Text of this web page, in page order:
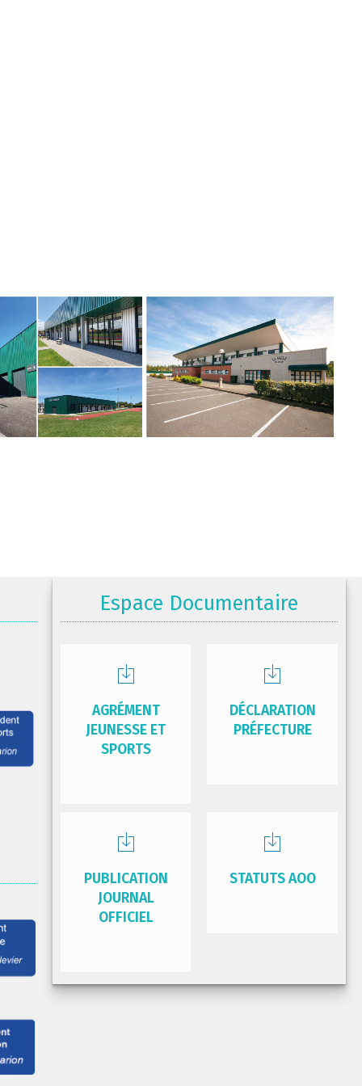
Espace Documentaire
AGRÉMENT
JEUNESSE ET
SPORTS
DÉCLARATION
PRÉFECTURE
PUBLICATION
JOURNAL
OFFICIEL
STATUTS AOO